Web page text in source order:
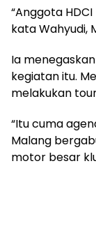
“Anggota
kata Wahyudi,
Ia
kegiatan itu.
melakukan
“Itu cuma
Malang
motor besar